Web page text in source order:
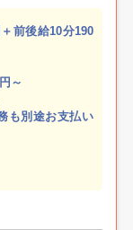
前後給10分190
円～
も別途お支払い